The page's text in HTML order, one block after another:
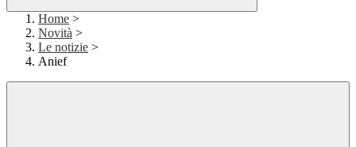
Home >
Novità >
Le notizie >
Anief